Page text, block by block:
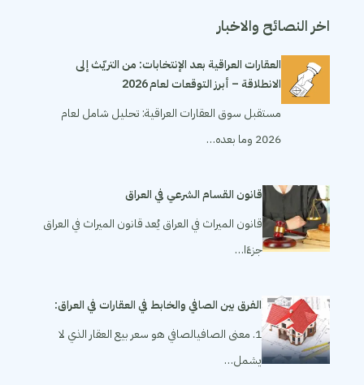
اخر النصائح والاخبار
العقارات العراقية بعد الإنتخابات: من التريّث إلى
الانطلاقة – أبرز التوقعات لعام 2026
مستقبل سوق العقارات العراقية: تحليل شامل لعام
2026 وما بعده…
قانون القسام الشرعي في العراق
قانون الميراث في العراق يُعد قانون الميراث في العراق
جزءًا…
الفرق بين الصافي والخابط في العقارات في العراق:
1. معنى الصافيالصافي هو سعر بيع العقار الذي لا
يشمل…